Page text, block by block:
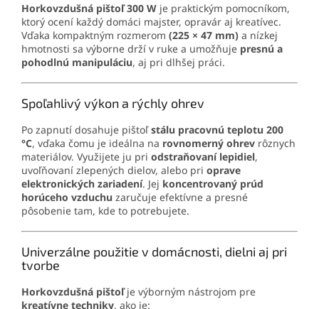
Horkovzdušná pištoľ 300 W je praktickým pomocníkom,
ktorý ocení každý domáci majster, opravár aj kreatívec.
Vďaka kompaktným rozmerom (225 × 47 mm) a nízkej
hmotnosti sa výborne drží v ruke a umožňuje presnú a
pohodlnú manipuláciu, aj pri dlhšej práci.
Spoľahlivý výkon a rýchly ohrev
Po zapnutí dosahuje pištoľstálu pracovnú teplotu 200
°C, vďaka čomu je ideálna na rovnomerný ohrev rôznych
materiálov. Využijete ju pri odstraňovaní lepidiel,
uvoľňovaní zlepených dielov, alebo pri oprave
elektronických zariadení. Jej koncentrovaný prúd
horúceho vzduchu zaručuje efektívne a presné
pôsobenie tam, kde to potrebujete.
Univerzálne použitie v domácnosti, dielni aj pri
tvorbe
Horkovzdušná pištoľje výborným nástrojom pre
kreatívne techniky, ako je: